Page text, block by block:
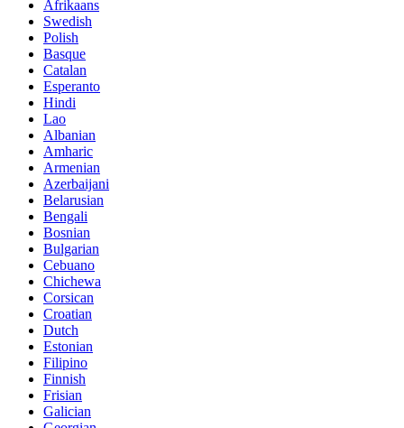
Afrikaans
Swedish
Polish
Basque
Catalan
Esperanto
Hindi
Lao
Albanian
Amharic
Armenian
Azerbaijani
Belarusian
Bengali
Bosnian
Bulgarian
Cebuano
Chichewa
Corsican
Croatian
Dutch
Estonian
Filipino
Finnish
Frisian
Galician